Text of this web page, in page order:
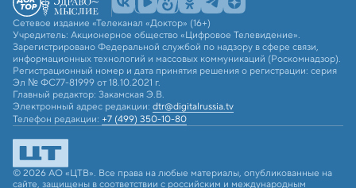
Сетевое издание «Телеканал «Доктор» (16+)
Учредитель: Акционерное общество «Цифровое Телевидение».
Зарегистрировано Федеральной службой по надзору в сфере связи,
информационных технологий и массовых коммуникаций (Роскомнадзор).
Регистрационный номер и дата принятия решения о регистрации: серия
Эл № ФС77-81999 от 18.10.2021 г.
Главный редактор: Закамская Э.В.
Электронный адрес редакции: dtr@digitalrussia.tv
Телефон редакции: +7 (499) 350-10-80
© 2026 АО «ЦТВ». Все права на любые материалы, опубликованные на
сайте, защищены в соответствии с российским и международным